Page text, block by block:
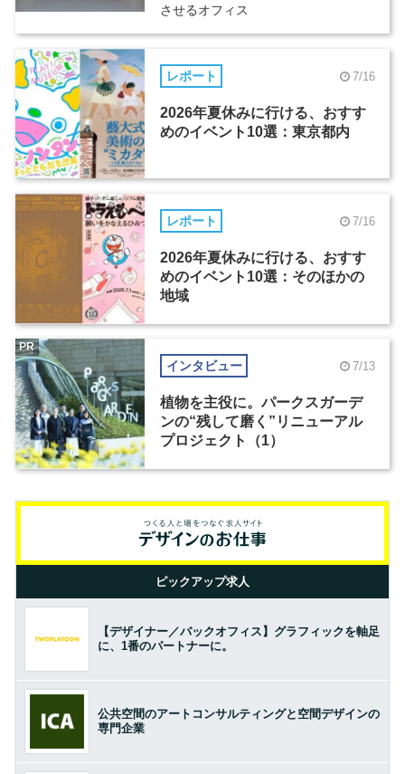
させるオフィス
レポート 7/16
2026年夏休みに行ける、おすす
めのイベント10選：東京都内
レポート 7/16
2026年夏休みに行ける、おすす
めのイベント10選：そのほかの
地域
インタビュー 7/13
植物を主役に。パークスガーデ
ンの“残して磨く”リニューアル
プロジェクト（1）
PR
ピックアップ求人
【デザイナー／バックオフィス】グラフィックを軸足
に、1番のパートナーに。
公共空間のアートコンサルティングと空間デザインの
専門企業